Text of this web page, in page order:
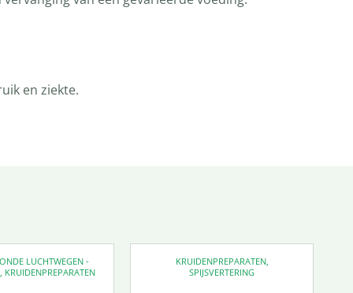
en ziekte.
LUCHTWEGEN -
KRUIDENPREPARATEN
KRUIDENPREPARATEN,
SPIJSVERTERING